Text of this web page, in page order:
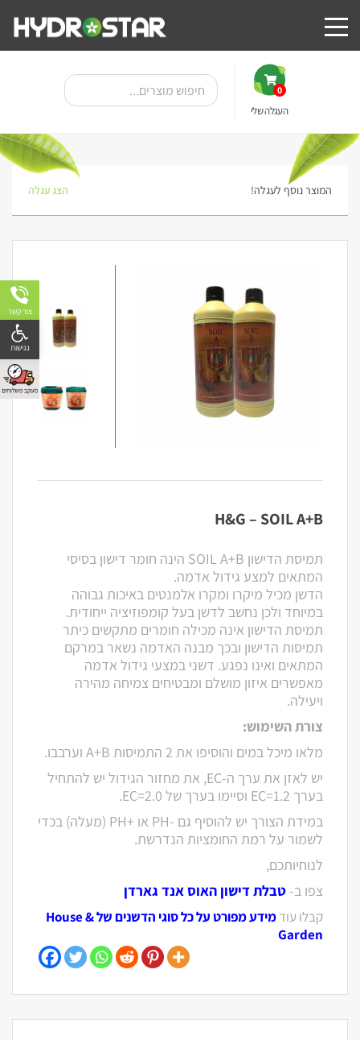
0
העגלה שלי
המוצר נוסף לעגלה! הצג עגלה
H&G – SOIL A+B
תמיסת הדישון SOIL A+B הינה חומר דישון בסיסי
המתאים למצע גידול אדמה.
הדשן מכיל מיקרו ומקרו אלמנטים באיכות גבוהה
במיוחד ולכן נחשב לדשן בעל קומפוזיציה ייחודית.
תמיסת הדישון אינה מכילה חומרים מתקשים כיתר
תמיסות הדישון ובכך מבנה האדמה נשאר במרקם
המתאים ואינו נפגע. דשני במצעי גידול אדמה
מאפשרים איזון מושלם ומבטיחים צמיחה מהירה
ויעילה.
צורת השימוש:
מלאו מיכל במים והוסיפו את 2 התמיסות A+B וערבבו.
יש לאזן את ערך ה-EC, את מחזור הגידול יש להתחיל
בערך EC=1.2 וסיימו בערך של EC=2.0.
במידת הצורך יש להוסיף גם -PH או +PH (מעלה) בכדי
לשמור על רמת החומציות הנדרשת.
לנוחיותכם,
צפו ב-טבלת דישון האוס אנד גארדן
קבלו עוד
מידע מפורט על כל סוגי הדשנים של House &
Garden
צור קשר